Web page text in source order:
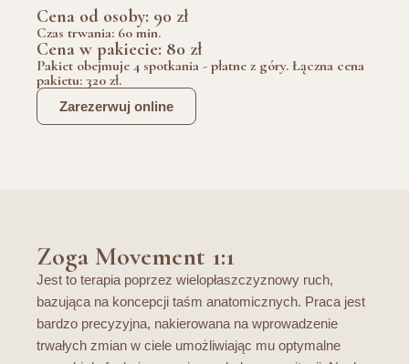
Cena od osoby: 90 zł
Czas trwania: 60 min.
Cena w pakiecie: 80 zł
Pakiet obejmuje 4 spotkania - płatne z góry. Łączna cena
pakietu: 320 zł.
Zarezerwuj online
Zoga Movement 1:1
Jest to terapia poprzez wielopłaszczyznowy ruch,
bazująca na koncepcji taśm anatomicznych. Praca jest
bardzo precyzyjna, nakierowana na wprowadzenie
trwałych zmian w ciele umożliwiając mu optymalne